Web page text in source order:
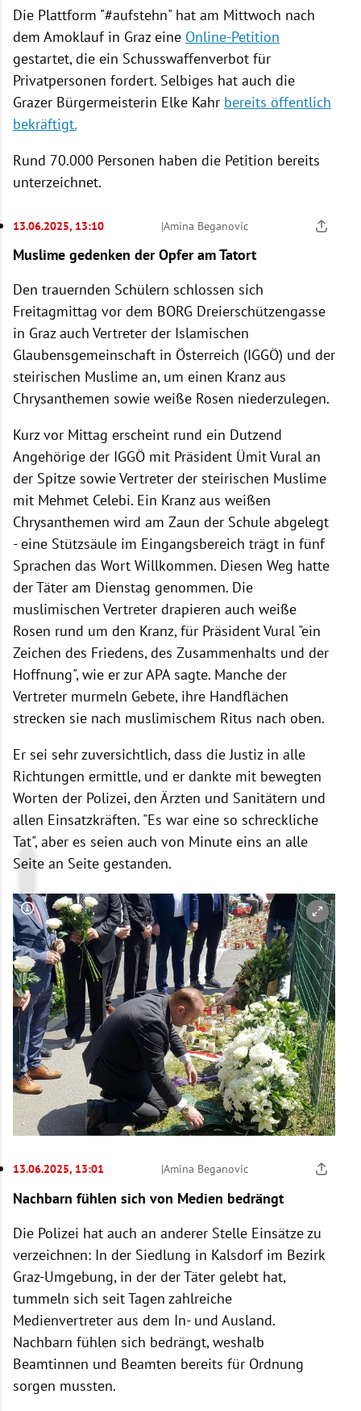
Die Plattform "#aufstehn" hat am Mittwoch nach
dem Amoklauf in Graz eine Online-Petition
gestartet, die ein Schusswaffenverbot für
Privatpersonen fordert. Selbiges hat auch die
Grazer Bürgermeisterin Elke Kahr bereits öffentlich
bekräftigt.
Rund 70.000 Personen haben die Petition bereits
unterzeichnet.
13.06.2025, 13:10 |Amina Beganovic
Muslime gedenken der Opfer am Tatort
Den trauernden Schülern schlossen sich
Freitagmittag vor dem BORG Dreierschützengasse
in Graz auch Vertreter der Islamischen
Glaubensgemeinschaft in Österreich (IGGÖ) und der
steirischen Muslime an, um einen Kranz aus
Chrysanthemen sowie weiße Rosen niederzulegen.
Kurz vor Mittag erscheint rund ein Dutzend
Angehörige der IGGÖ mit Präsident Ümit Vural an
der Spitze sowie Vertreter der steirischen Muslime
mit Mehmet Celebi. Ein Kranz aus weißen
Chrysanthemen wird am Zaun der Schule abgelegt
- eine Stützsäule im Eingangsbereich trägt in fünf
Sprachen das Wort Willkommen. Diesen Weg hatte
der Täter am Dienstag genommen. Die
muslimischen Vertreter drapieren auch weiße
Rosen rund um den Kranz, für Präsident Vural "ein
Zeichen des Friedens, des Zusammenhalts und der
Hoffnung", wie er zur APA sagte. Manche der
Vertreter murmeln Gebete, ihre Handflächen
strecken sie nach muslimischem Ritus nach oben.
Er sei sehr zuversichtlich, dass die Justiz in alle
Richtungen ermittle, und er dankte mit bewegten
Worten der Polizei, den Ärzten und Sanitätern und
allen Einsatzkräften. "Es war eine so schreckliche
Tat", aber es seien auch von Minute eins an alle
Seite an Seite gestanden.
Copyright-Hinweis öffnen/schließen
13.06.2025, 13:01 |Amina Beganovic
Nachbarn fühlen sich von Medien bedrängt
Die Polizei hat auch an anderer Stelle Einsätze zu
verzeichnen: In der Siedlung in Kalsdorf im Bezirk
Graz-Umgebung, in der der Täter gelebt hat,
tummeln sich seit Tagen zahlreiche
Medienvertreter aus dem In- und Ausland.
Nachbarn fühlen sich bedrängt, weshalb
Beamtinnen und Beamten bereits für Ordnung
sorgen mussten.